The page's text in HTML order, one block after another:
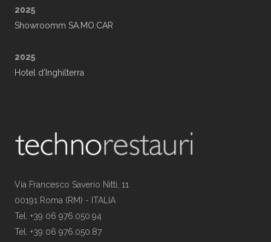
2025
Showroomm SA.MO.CAR
2025
Hotel d'Inghilterra
Via Francesco Saverio Nitti, 11
00191 Roma (RM) - ITALIA
Tel. +39 06 976.050.94
Tel. +39 06 976.050.87